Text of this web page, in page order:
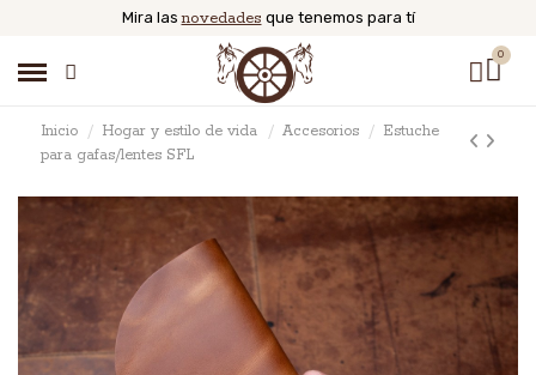
Mira lasnovedades que tenemos para tí
Inicio Hogar y estilo de vida Accesorios
Estuche
para gafas/lentes SFL